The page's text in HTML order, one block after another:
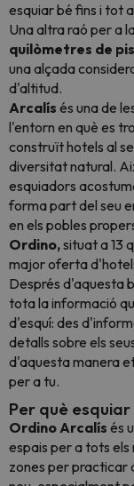
esquiar bé fins i tot
Una altra raó per a
quilòmetres de
una alçada
d'altitud.
Arcalís és una de
l'entorn en què es
construït hotels al
diversitat natural.
esquiadors
forma part del seu
en els pobles
Ordino,situat a 13
major oferta
Després d'aquesta
tota la informació
d'esquí: des
detalls sobre els
d'aquesta manera
per a tu.
Per què
Ordino Arcalís és
espais per a tots
zones per practicar